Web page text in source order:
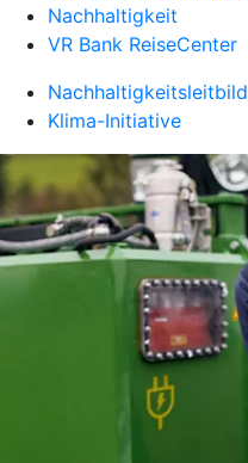
Nachhaltigkeit
VR Bank ReiseCenter
Nachhaltigkeitsleitbild
Klima-Initiative